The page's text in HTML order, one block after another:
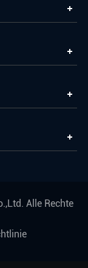
Alle Rechte